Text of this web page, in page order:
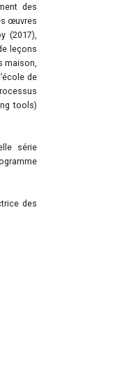
des
œuvres
(2017),
leçons
maison,
de
tools)
série
des